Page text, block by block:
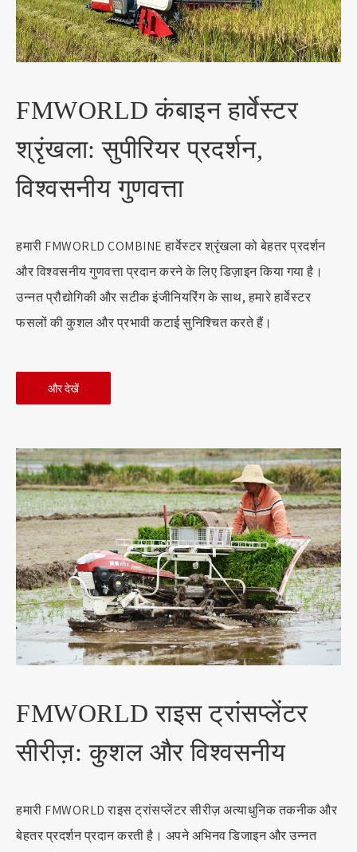
FMWORLD कंबाइन हार्वेस्टर
श्रृंखला: सुपीरियर प्रदर्शन,
विश्वसनीय गुणवत्ता
हमारी FMWORLD COMBINE हार्वेस्टर श्रृंखला को बेहतर प्रदर्शन
और विश्वसनीय गुणवत्ता प्रदान करने के लिए डिज़ाइन किया गया है।
उन्नत प्रौद्योगिकी और सटीक इंजीनियरिंग के साथ, हमारे हार्वेस्टर
फसलों की कुशल और प्रभावी कटाई सुनिश्चित करते हैं।
और देखें
FMWORLD राइस ट्रांसप्लेंटर
सीरीज़: कुशल और विश्वसनीय
हमारी FMWORLD राइस ट्रांसप्लेंटर सीरीज़ अत्याधुनिक तकनीक और
बेहतर प्रदर्शन प्रदान करती है। अपने अभिनव डिजाइन और उन्नत